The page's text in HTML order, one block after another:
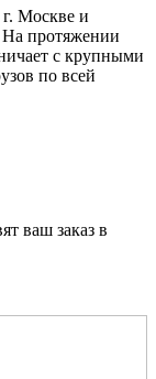
г. Москве и
протяжении
с крупными
по всей
ваш заказ в